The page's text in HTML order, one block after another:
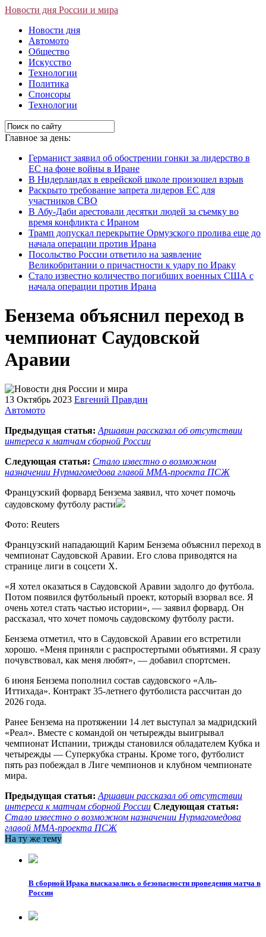
Новости дня России и мира
Новости дня
Автомото
Общество
Искусство
Технологии
Политика
Спонсоры
Технологии
Главное за день:
Германист заявил об обострении гонки за лидерство в
ЕС на фоне войны в Иране
В Нидерландах в еврейской школе произошел взрыв
Раскрыто требование запрета лидеров ЕС для
участников СВО
В Абу-Даби арестовали десятки людей за съемку во
время конфликта с Ираном
Трамп допускал перекрытие Ормузского пролива еще до
начала операции против Ирана
Посольство России ответило на заявление
Великобритании о причастности к удару по Ираку
Стало известно количество погибших военных США с
начала операции против Ирана
Бензема объяснил переход в
чемпионат Саудовской
Аравии
13 Октябрь 2023 Евгений Правдин
Автомото
Предыдущая статья: Аршавин рассказал об отсутствии
интереса к матчам сборной России
Следующая статья: Стало известно о возможном
назначении Нурмагомедова главой ММА-проекта ПСЖ
Французский форвард Бензема заявил, что хочет помочь
саудовскому футболу расти
Фото: Reuters
Французский нападающий Карим Бензема объяснил переход в
чемпионат Саудовской Аравии. Его слова приводятся на
странице лиги в соцсети X.
«Я хотел оказаться в Саудовской Аравии задолго до футбола.
Потом появился футбольный проект, который взорвал все. Я
очень хотел стать частью истории», — заявил форвард. Он
рассказал, что хочет помочь саудовскому футболу расти.
Бензема отметил, что в Саудовской Аравии его встретили
хорошо. «Меня приняли с распростертыми объятиями. Я сразу
почувствовал, как меня любят», — добавил спортсмен.
6 июня Бензема пополнил состав саудовского «Аль-
Иттихада». Контракт 35-летнего футболиста рассчитан до
2026 года.
Ранее Бензема на протяжении 14 лет выступал за мадридский
«Реал». Вместе с командой он четырежды выигрывал
чемпионат Испании, трижды становился обладателем Кубка и
четырежды — Суперкубка страны. Кроме того, футболист
пять раз побеждал в Лиге чемпионов и клубном чемпионате
мира.
Предыдущая статья: Аршавин рассказал об отсутствии
интереса к матчам сборной России Следующая статья:
Стало известно о возможном назначении Нурмагомедова
главой ММА-проекта ПСЖ
На ту же тему
В сборной Ирака высказались о безопасности проведения матча в
России